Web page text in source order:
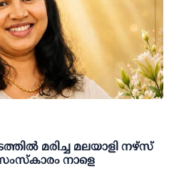
മരിച്ച മലയാളി നഴ്സ്
നാളെ